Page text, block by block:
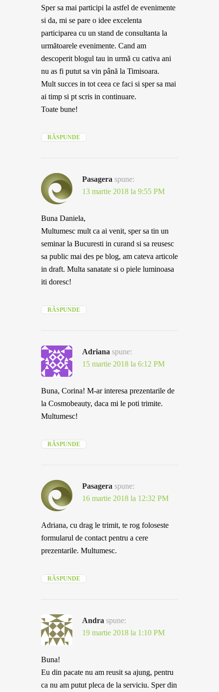
Sper sa mai participi la astfel de evenimente
si da, mi se pare o idee excelenta
participarea cu un stand de consultanta la
următoarele evenimente. Cand am
descoperit blogul tau in urmă cu cativa ani
nu as fi putut sa vin până la Timisoara.
Mult succes in tot ceea ce faci si sper sa mai
ai timp si pt scris in continuare.
Toate bune!
RĂSPUNDE
Pasagera spune:
13 martie 2018 la 9:55 PM
Buna Daniela,
Multumesc mult ca ai venit, sper sa tin un
seminar la Bucuresti in curand si sa reusesc
sa public mai des pe blog, am cateva articole
in draft. Multa sanatate si o piele luminoasa
iti doresc!
RĂSPUNDE
Adriana spune:
15 martie 2018 la 6:12 PM
Buna, Corina! M-ar interesa prezentarile de
la Cosmobeauty, daca mi le poti trimite.
Multumesc!
RĂSPUNDE
Pasagera spune:
16 martie 2018 la 12:32 PM
Adriana, cu drag le trimit, te rog foloseste
formularul de contact pentru a cere
prezentarile. Multumesc.
RĂSPUNDE
Andra spune:
19 martie 2018 la 1:10 PM
Buna!
Eu din pacate nu am reusit sa ajung, pentru
ca nu am putut pleca de la serviciu. Sper din